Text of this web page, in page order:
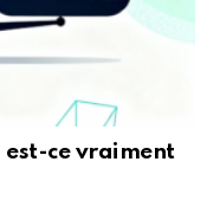
est-ce vraiment